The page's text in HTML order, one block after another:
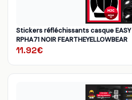
Stickers réfléchissants casque EASY
RPHA71 NOIR FEARTHEYELLOWBEAR
11.92€